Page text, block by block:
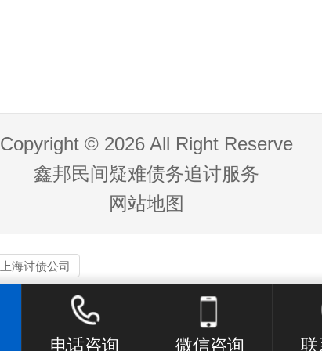
Copyright © 2026 All Right Reserve
鑫邦民间疑难债务追讨服务
网站地图
电话咨询 微信咨询 联
上海讨债公司